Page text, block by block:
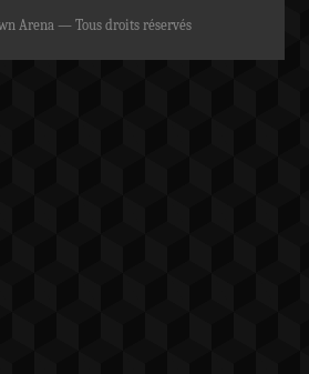
Arena — Tous droits réservés